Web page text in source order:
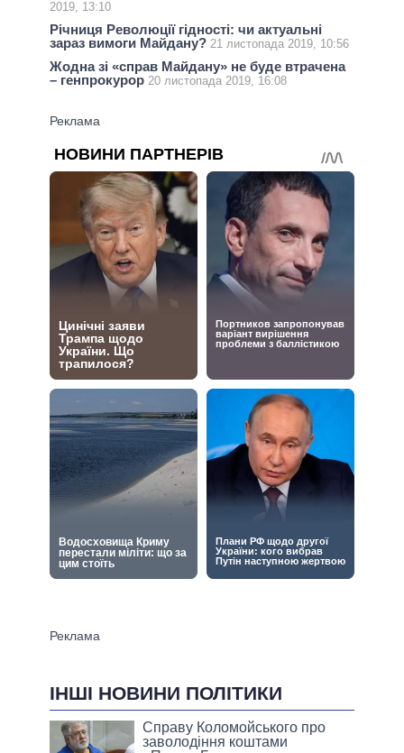
2019, 13:10
Річниця Революції гідності: чи актуальні
зараз вимоги Майдану? 21 листопада 2019, 10:56
Жодна зі «справ Майдану» не буде втрачена
– генпрокурор 20 листопада 2019, 16:08
ІНШІ НОВИНИ ПОЛІТИКИ
Справу Коломойського про
заволодіння коштами